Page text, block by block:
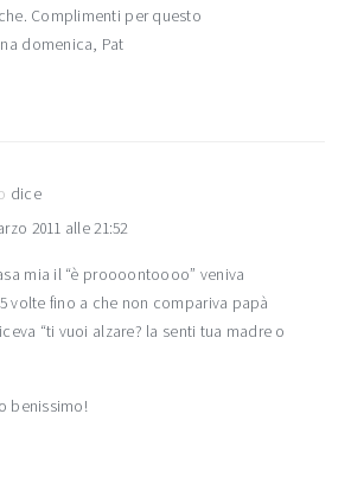
Complimenti per questo
domenica, Pat
dice
2011 alle 21:52
mia il “è proooontoooo” veniva
volte fino a che non compariva papà
“ti vuoi alzare? la senti tua madre o
benissimo!